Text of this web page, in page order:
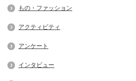
もの・ファッション
アクティビティ
アンケート
インタビュー